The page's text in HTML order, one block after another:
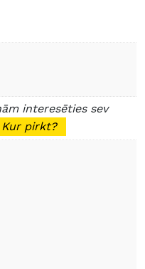
interesēties sev
Kur pirkt?